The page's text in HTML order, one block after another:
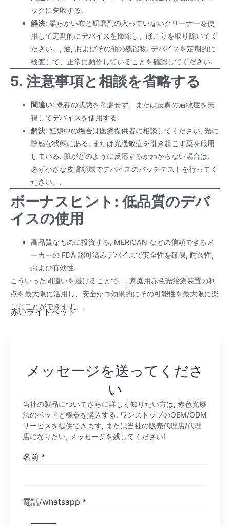
ックに失敗する.
解決: 柔らかい布と研磨剤の入っていないクリーナーを使
用して定期的にデバイスを掃除し、ほこりを取り除いてく
ださい。, 油, およびその他の残留物. デバイスを定期的に
検査して、正常に動作していることを確認してください.
5. 注意事項と相談を省略する
間違い: 既存の状態を考慮せず、または皮膚の過敏症を無
視してデバイスを使用する.
解決: 妊娠中の場合は医療提供者に相談してください, 光に
敏感な状態にある, または光過敏症を引き起こす薬を服用
している. 肌がどのように反応するかわからない場合は、
必ず小さな皮膚領域でデバイスのパッチテストを行ってく
ださい。.
ボーナスヒント: 低品質のデバ
イスの使用
高品質なものに投資する, MERICAN などの信頼できるメ
ーカーの FDA 認可済みデバイスで安全性を確保, 耐久性,
および有効性.
こういった間違いを避けることで、, 家庭用赤色光治療装置の利
点を最大限に活用し、安全かつ効果的にその可能性を最大限に楽
しむことができます。.
赤いライトベッド
メッセージを送ってくださ
い
当社の製品についてさらに詳しく知りたい方は, 赤色光療
法のベッドと機器を購入する, ワンストップのOEM/ODM
サービスを提供できます, または当社の販売代理店/代理
店になりたい, メッセージを残してください!
名前 *
電話/whatsapp *